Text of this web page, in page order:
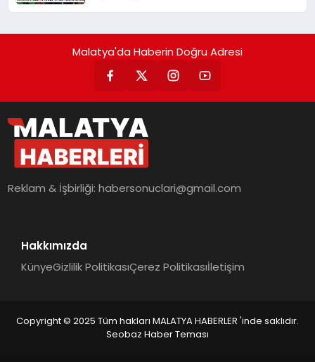
Malatya'da Haberin Doğru Adresi
Reklam & İşbirliği:habersonuclari@gmail.com
Hakkımızda
KünyeGizlilik PolitikasıÇerez Politikasıİletişim
Copyright © 2025 Tüm hakları MALATYA HABERLER 'inde saklıdır.
Seobaz Haber Teması